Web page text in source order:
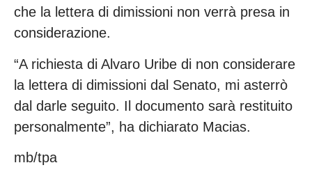
che la lettera di dimissioni non verrà presa in
considerazione.
“A richiesta di Alvaro Uribe di non considerare
la lettera di dimissioni dal Senato, mi asterrò
dal darle seguito. Il documento sarà restituito
personalmente”, ha dichiarato Macias.
mb/tpa